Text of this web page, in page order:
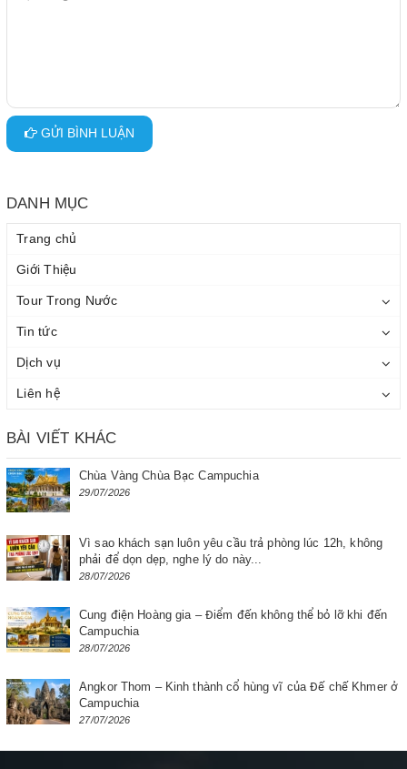
GỬI BÌNH LUẬN
DANH MỤC
Trang chủ
Giới Thiệu
Tour Trong Nước
Tin tức
Dịch vụ
Liên hệ
BÀI VIẾT KHÁC
Chùa Vàng Chùa Bạc Campuchia
29/07/2026
Vì sao khách sạn luôn yêu cầu trả phòng lúc 12h, không
phải để dọn dẹp, nghe lý do này...
28/07/2026
Cung điện Hoàng gia – Điểm đến không thể bỏ lỡ khi đến
Campuchia
28/07/2026
Angkor Thom – Kinh thành cổ hùng vĩ của Đế chế Khmer ở
Campuchia
27/07/2026